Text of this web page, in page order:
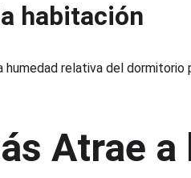
habitación
relativa del dormitorio
Atrae a